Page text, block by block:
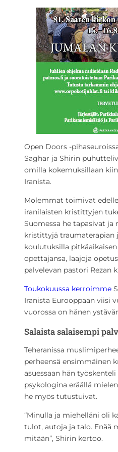
Open Doors -
Saghar ja Shirin
omilla kokemuksillaan
Iranista.
Molemmat toimivat
iranilaisten kristittyjen
Suomessa he tapasivat ja
kristittyjä traumaterapian
koulutuksilla pitkäaikaisen
opettajansa, laajoja
palvelevan pastori Rezan
Toukokuussa kerroimme
Iranista Eurooppaan viisi
vuorossa on hänen
Salaista salaisempi
Teheranissa
perheensä ensimmäinen
asuessaan hän
psykologina eräällä
he myös tutustuivat.
“Minulla ja miehelläni oli
tulot, autoja ja talo. Enää
mitään”, Shirin kertoo.